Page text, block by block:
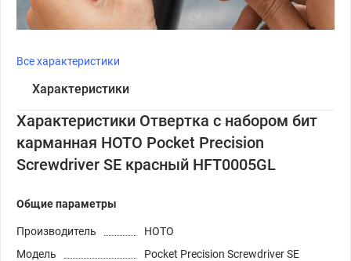
Все характеристики
Характеристики
Характеристики Отвертка с набором бит
карманная HOTO Pocket Precision
Screwdriver SE красный HFT0005GL
Общие параметры
Производитель
HOTO
Модель
Pocket Precision Screwdriver SE